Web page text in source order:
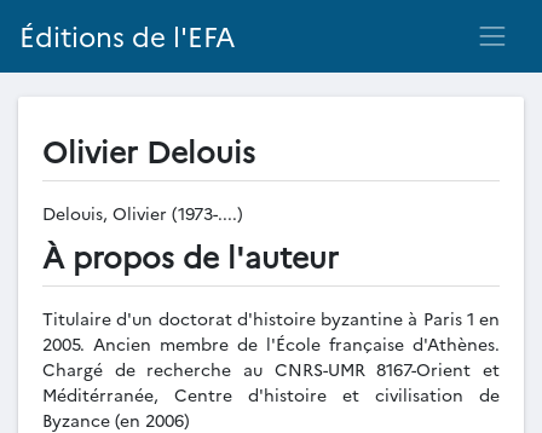
Éditions de l'EFA
Olivier Delouis
Delouis, Olivier (1973-....)
À propos de l'auteur
Titulaire d'un doctorat d'histoire byzantine à Paris 1 en
2005. Ancien membre de l'École française d'Athènes.
Chargé de recherche au CNRS-UMR 8167-Orient et
Méditérranée, Centre d'histoire et civilisation de
Byzance (en 2006)